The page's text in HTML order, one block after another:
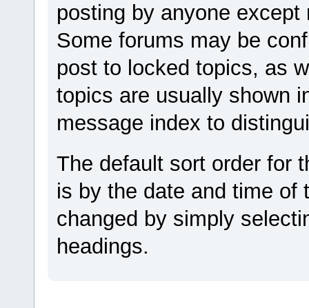
posting by anyone
Some forums may be
post to locked topics, as
topics are usually shown
message index to
The default sort order for
is by the date and time of
changed by simply
headings.